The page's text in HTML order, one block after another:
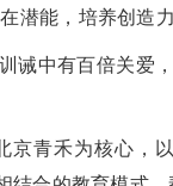
潜能，培养创造
诫中有百倍关爱
京青禾为核心，